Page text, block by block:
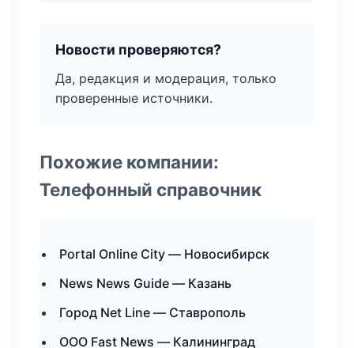
Новости проверяются?
Да, редакция и модерация, только
проверенные источники.
Похожие компании:
Телефонный справочник
Portal Online City — Новосибирск
News News Guide — Казань
Город Net Line — Ставрополь
ООО Fast News — Калининград